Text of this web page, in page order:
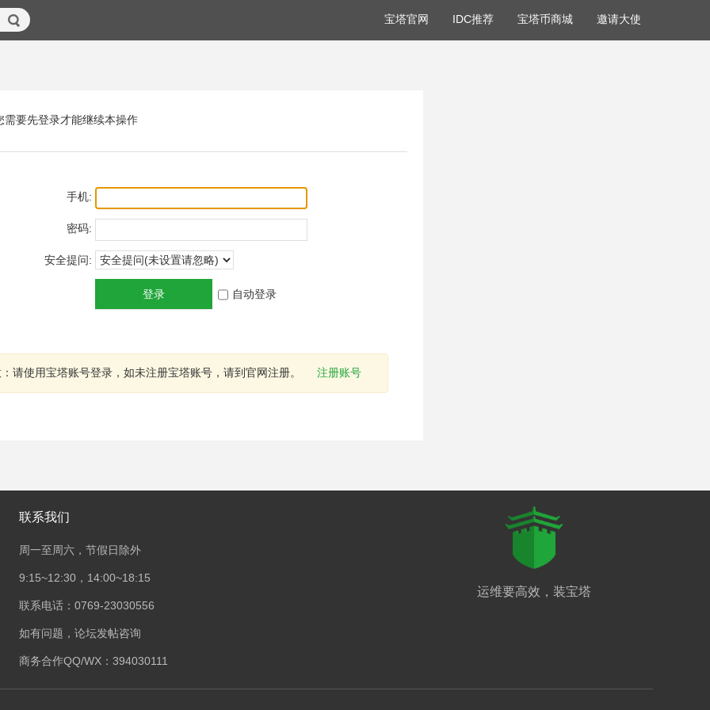
宝塔官网 IDC推荐 宝塔币商城 邀请大使
需要先登录才能继续本操作
手机:
密码:
安全提问:
登录 自动登录
请使用宝塔账号登录，如未注册宝塔账号，请到官网注册。 注册账号
联系我们
周一至周六，节假日除外
9:15~12:30，14:00~18:15
联系电话：0769-23030556
如有问题，论坛发帖咨询
商务合作QQ/WX：394030111
运维要高效，装宝塔